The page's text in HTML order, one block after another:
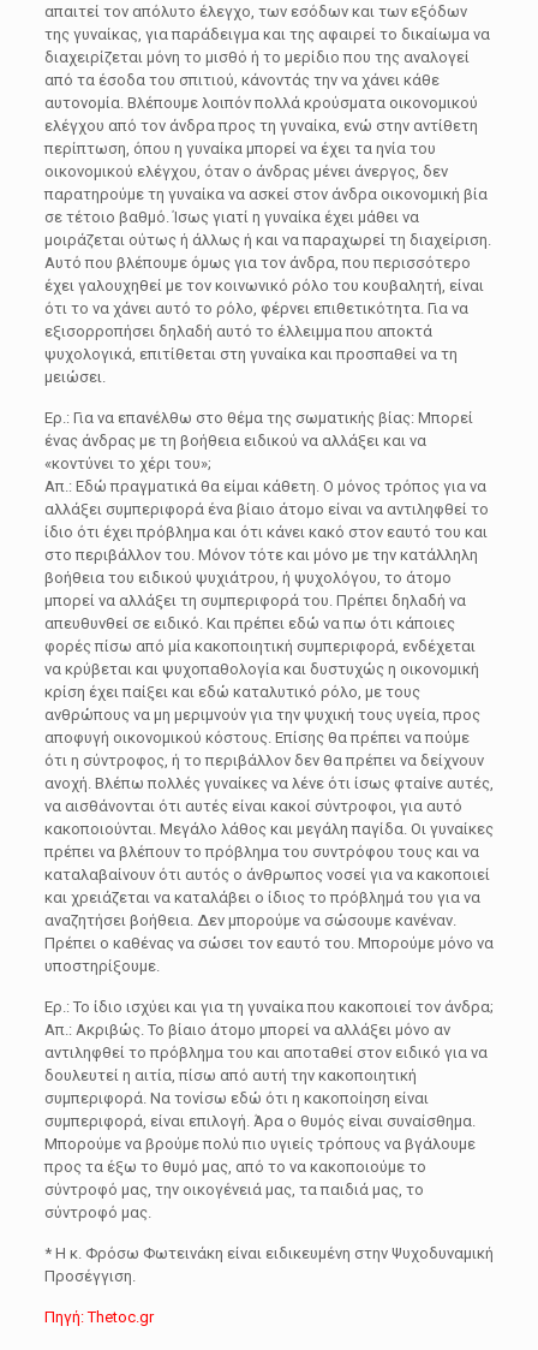
απαιτεί τον απόλυτο έλεγχο, των εσόδων και των εξόδων
της γυναίκας, για παράδειγμα και της αφαιρεί το δικαίωμα να
διαχειρίζεται μόνη το μισθό ή το μερίδιο που της αναλογεί
από τα έσοδα του σπιτιού, κάνοντάς την να χάνει κάθε
αυτονομία. Βλέπουμε λοιπόν πολλά κρούσματα οικονομικού
ελέγχου από τον άνδρα προς τη γυναίκα, ενώ στην αντίθετη
περίπτωση, όπου η γυναίκα μπορεί να έχει τα ηνία του
οικονομικού ελέγχου, όταν ο άνδρας μένει άνεργος, δεν
παρατηρούμε τη γυναίκα να ασκεί στον άνδρα οικονομική βία
σε τέτοιο βαθμό. Ίσως γιατί η γυναίκα έχει μάθει να
μοιράζεται ούτως ή άλλως ή και να παραχωρεί τη διαχείριση.
Αυτό που βλέπουμε όμως για τον άνδρα, που περισσότερο
έχει γαλουχηθεί με τον κοινωνικό ρόλο του κουβαλητή, είναι
ότι το να χάνει αυτό το ρόλο, φέρνει επιθετικότητα. Για να
εξισορροπήσει δηλαδή αυτό το έλλειμμα που αποκτά
ψυχολογικά, επιτίθεται στη γυναίκα και προσπαθεί να τη
μειώσει.
Ερ.: Για να επανέλθω στο θέμα της σωματικής βίας: Μπορεί
ένας άνδρας με τη βοήθεια ειδικού να αλλάξει και να
«κοντύνει το χέρι του»;
Απ.: Εδώ πραγματικά θα είμαι κάθετη. Ο μόνος τρόπος για να
αλλάξει συμπεριφορά ένα βίαιο άτομο είναι να αντιληφθεί το
ίδιο ότι έχει πρόβλημα και ότι κάνει κακό στον εαυτό του και
στο περιβάλλον του. Μόνον τότε και μόνο με την κατάλληλη
βοήθεια του ειδικού ψυχιάτρου, ή ψυχολόγου, το άτομο
μπορεί να αλλάξει τη συμπεριφορά του. Πρέπει δηλαδή να
απευθυνθεί σε ειδικό. Και πρέπει εδώ να πω ότι κάποιες
φορές πίσω από μία κακοποιητική συμπεριφορά, ενδέχεται
να κρύβεται και ψυχοπαθολογία και δυστυχώς η οικονομική
κρίση έχει παίξει και εδώ καταλυτικό ρόλο, με τους
ανθρώπους να μη μεριμνούν για την ψυχική τους υγεία, προς
αποφυγή οικονομικού κόστους. Επίσης θα πρέπει να πούμε
ότι η σύντροφος, ή το περιβάλλον δεν θα πρέπει να δείχνουν
ανοχή. Βλέπω πολλές γυναίκες να λένε ότι ίσως φταίνε αυτές,
να αισθάνονται ότι αυτές είναι κακοί σύντροφοι, για αυτό
κακοποιούνται. Μεγάλο λάθος και μεγάλη παγίδα. Οι γυναίκες
πρέπει να βλέπουν το πρόβλημα του συντρόφου τους και να
καταλαβαίνουν ότι αυτός ο άνθρωπος νοσεί για να κακοποιεί
και χρειάζεται να καταλάβει ο ίδιος το πρόβλημά του για να
αναζητήσει βοήθεια. Δεν μπορούμε να σώσουμε κανέναν.
Πρέπει ο καθένας να σώσει τον εαυτό του. Μπορούμε μόνο να
υποστηρίξουμε.
Ερ.: Το ίδιο ισχύει και για τη γυναίκα που κακοποιεί τον άνδρα;
Απ.: Ακριβώς. Το βίαιο άτομο μπορεί να αλλάξει μόνο αν
αντιληφθεί το πρόβλημα του και αποταθεί στον ειδικό για να
δουλευτεί η αιτία, πίσω από αυτή την κακοποιητική
συμπεριφορά. Να τονίσω εδώ ότι η κακοποίηση είναι
συμπεριφορά, είναι επιλογή. Άρα ο θυμός είναι συναίσθημα.
Μπορούμε να βρούμε πολύ πιο υγιείς τρόπους να βγάλουμε
προς τα έξω το θυμό μας, από το να κακοποιούμε το
σύντροφό μας, την οικογένειά μας, τα παιδιά μας, το
σύντροφό μας.
* Η κ. Φρόσω Φωτεινάκη είναι ειδικευμένη στην Ψυχοδυναμική
Προσέγγιση.
Πηγή: Thetoc.gr